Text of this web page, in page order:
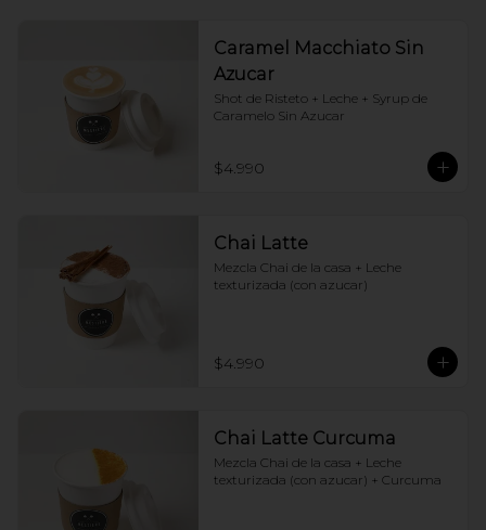
Caramel Macchiato Sin
Azucar
Shot de Risteto + Leche + Syrup de
Caramelo Sin Azucar
$4.990
Chai Latte
Mezcla Chai de la casa + Leche
texturizada (con azucar)
$4.990
Chai Latte Curcuma
Mezcla Chai de la casa + Leche
texturizada (con azucar) + Curcuma